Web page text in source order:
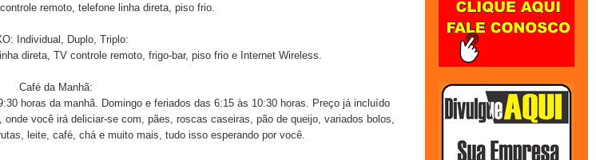
remoto, telefone linha direta, piso frio.
Individual, Duplo, Triplo:
direta, TV controle remoto, frigo-bar, piso frio e Internet Wireless.
Café da Manhã:
horas da manhã. Domingo e feriados das 6:15 às 10:30 horas. Preço já incluído
você irá deliciar-se com, pães, roscas caseiras, pão de queijo, variados bolos,
leite, café, chá e muito mais, tudo isso esperando por você.